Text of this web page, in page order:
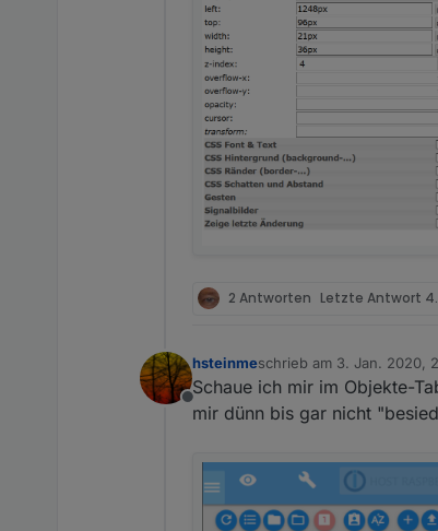
2 Antworten Letzte Antwort
Offline
hsteinmeschrieb am 3. Jan. 2020,
zuletzt editiert von
Schaue ich mir im Objekte-
mir dünn bis gar nicht